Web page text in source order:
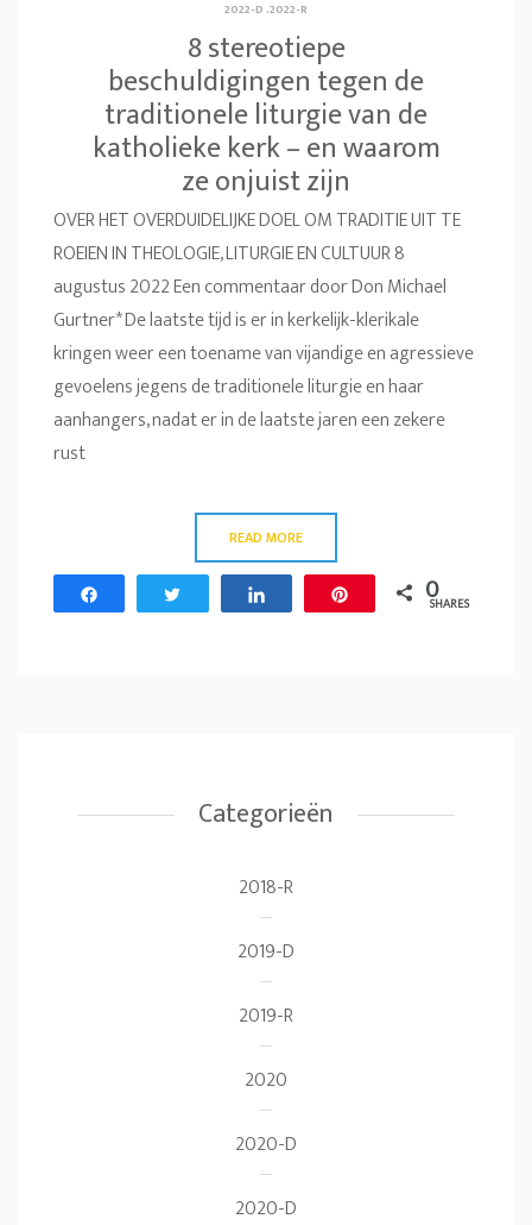
2022-D.2022-R
8 stereotiepe
beschuldigingen tegen de
traditionele liturgie van de
katholieke kerk – en waarom
ze onjuist zijn
OVER HET OVERDUIDELIJKE DOEL OM TRADITIE UIT TE
ROEIEN IN THEOLOGIE, LITURGIE EN CULTUUR 8
augustus 2022 Een commentaar door Don Michael
Gurtner* De laatste tijd is er in kerkelijk-klerikale
kringen weer een toename van vijandige en agressieve
gevoelens jegens de traditionele liturgie en haar
aanhangers, nadat er in de laatste jaren een zekere
rust
READ MORE
0
SHARES
Categorieën
2018-R
2019-D
2019-R
2020
2020-D
2020-D